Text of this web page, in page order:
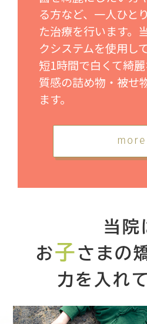
る方など、一人ひと
た治療を行います。
クシステムを使用し
短1時間で白くて綺
質感の詰め物・被せ
ます。
more
当院
お子 さまの
力を入れ